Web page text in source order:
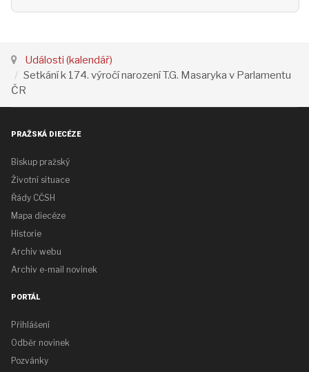
Události (kalendář)
Setkání k 174. výročí narození T.G. Masaryka v Parlamentu
ČR
PRAŽSKÁ DIECÉZE
Biskup pražský
Životní situace
Řády CČSH
Mapa diecéze
Historie
Archiv webu
Archiv e-mail novinek
PORTÁL
Přihlášení
Odběr novinek
Pozvánky